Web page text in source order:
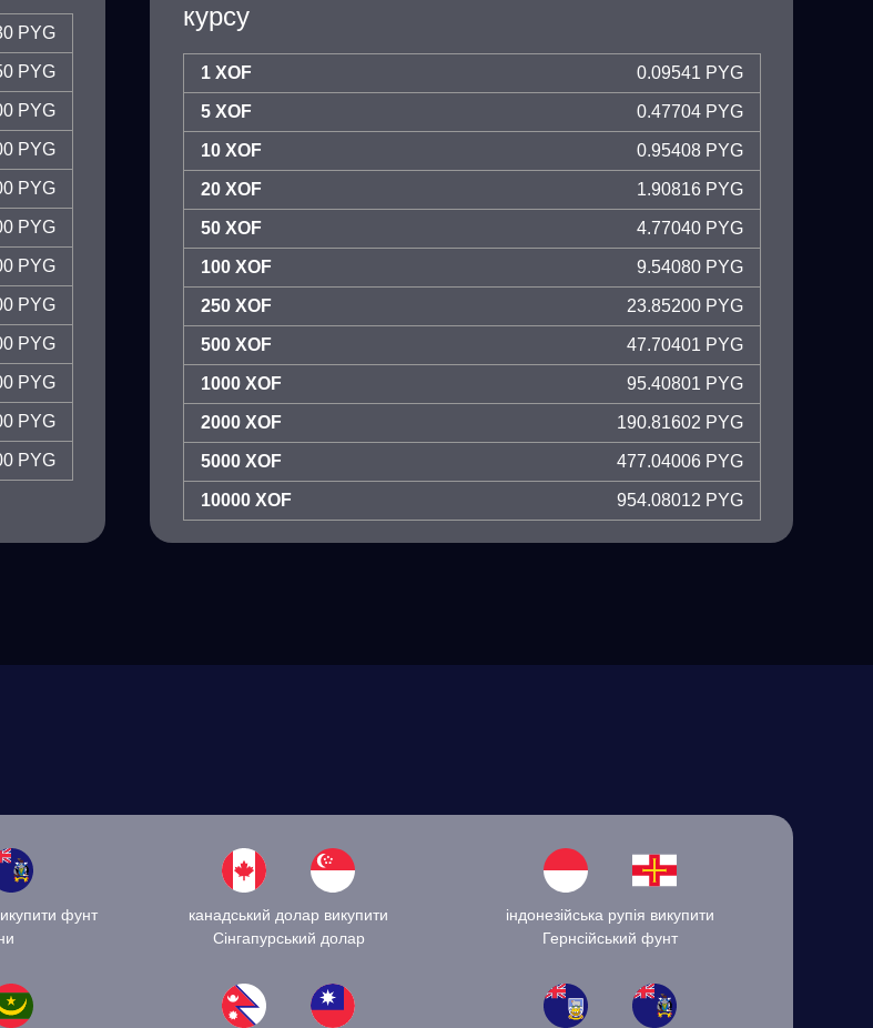
PYG
PYG
PYG
PYG
PYG
PYG
PYG
PYG
PYG
PYG
PYG
PYG
курсу
1 XOF 0.09541 PYG
5 XOF 0.47704 PYG
10 XOF 0.95408 PYG
20 XOF 1.90816 PYG
50 XOF 4.77040 PYG
100 XOF 9.54080 PYG
250 XOF 23.85200 PYG
500 XOF 47.70401 PYG
1000 XOF 95.40801 PYG
2000 XOF 190.81602 PYG
5000 XOF 477.04006 PYG
10000 XOF 954.08012 PYG
фунт
канадський долар викупити
Сінгапурський долар
індонезійська рупія викупити
Гернсійський фунт